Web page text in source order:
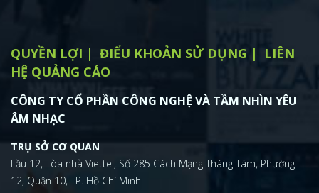
QUYỀN LỢI ĐIỂU KHOẢN SỬ DỤNG
LIÊN
HỆ QUẢNG CÁO
CÔNG TY CỔ PHẦN CÔNG NGHỆ VÀ TẦM NHÌN YÊU
ÂM NHẠC
TRỤ SỞ CƠ QUAN
Lầu 12, Tòa nhà Viettel, Số 285 Cách Mạng Tháng Tám, Phường
12, Quận 10, TP. Hồ Chí Minh